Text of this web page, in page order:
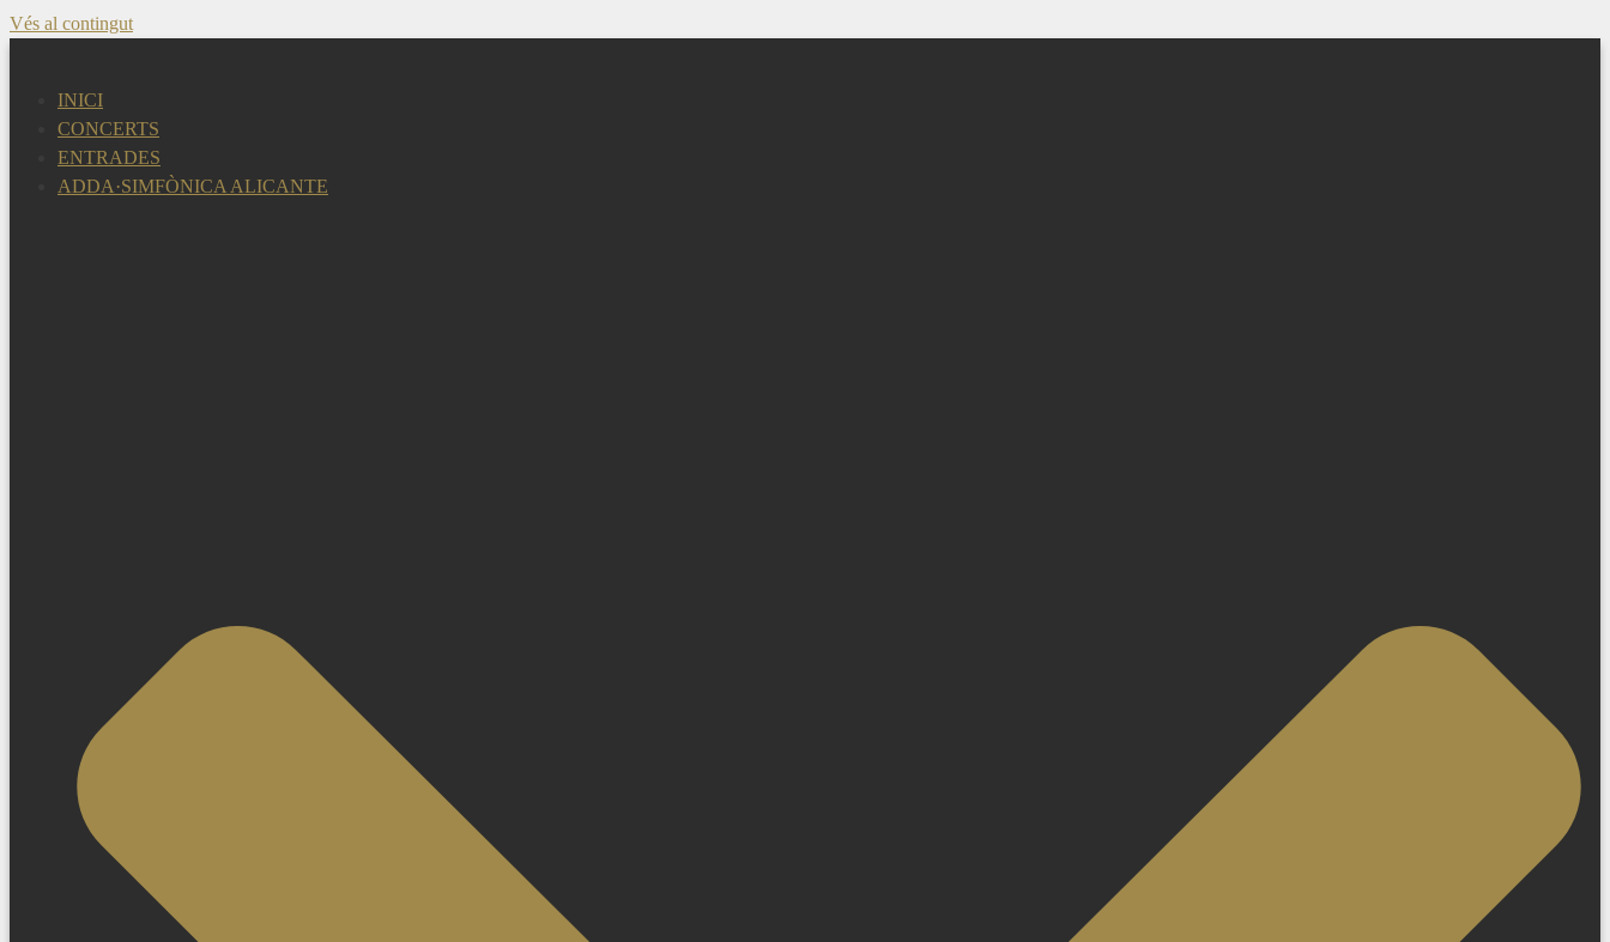
Vés al contingut
INICI
CONCERTS
ENTRADES
ADDA·SIMFÒNICA ALICANTE